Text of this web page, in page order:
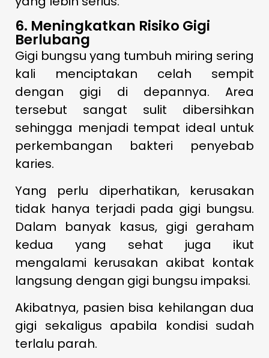
6. Meningkatkan Risiko Gigi
Berlubang
Gigi bungsu yang tumbuh miring sering
kali menciptakan celah sempit
dengan gigi di depannya. Area
tersebut sangat sulit dibersihkan
sehingga menjadi tempat ideal untuk
perkembangan bakteri penyebab
karies.
Yang perlu diperhatikan, kerusakan
tidak hanya terjadi pada gigi bungsu.
Dalam banyak kasus, gigi geraham
kedua yang sehat juga ikut
mengalami kerusakan akibat kontak
langsung dengan gigi bungsu impaksi.
Akibatnya, pasien bisa kehilangan dua
gigi sekaligus apabila kondisi sudah
terlalu parah.